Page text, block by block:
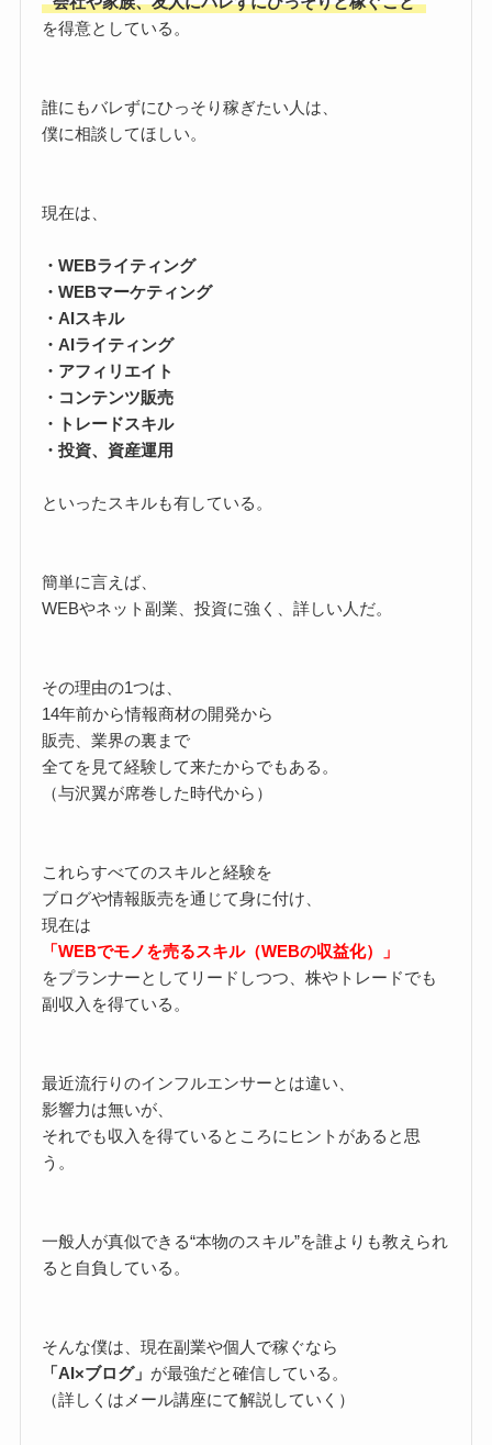
を得意としている。
誰にもバレずにひっそり稼ぎたい人は、
僕に相談してほしい。
現在は、
・WEBライティング
・WEBマーケティング
・AIスキル
・AIライティング
・アフィリエイト
・コンテンツ販売
・トレードスキル
・投資、資産運用
といったスキルも有している。
簡単に言えば、
WEBやネット副業、投資に強く、詳しい人だ。
その理由の1つは、
14年前から情報商材の開発から
販売、業界の裏まで
全てを見て経験して来たからでもある。
（与沢翼が席巻した時代から）
これらすべてのスキルと経験を
ブログや情報販売を通じて身に付け、
現在は
「WEBでモノを売るスキル（WEBの収益化）」
をプランナーとしてリードしつつ、株やトレードでも
副収入を得ている。
最近流行りのインフルエンサーとは違い、
影響力は無いが、
それでも収入を得ているところにヒントがあると思
う。
一般人が真似できる“本物のスキル”を誰よりも教えられ
ると自負している。
そんな僕は、現在副業や個人で稼ぐなら
「AI×ブログ」 が最強だと確信している。
（詳しくはメール講座にて解説していく）